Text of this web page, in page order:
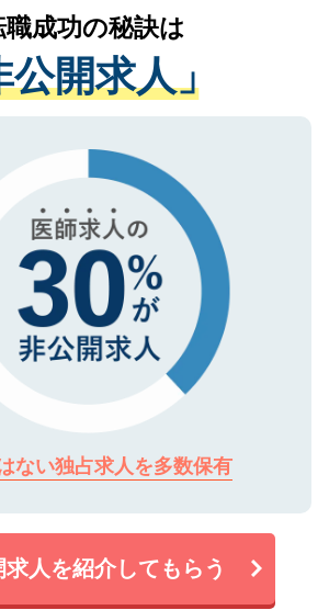
報の取り扱いについての厳密な
満たした事業者のみに付与され
バシーマークを取得済みです。
だいた個人情報は、SSL（デー
持に関してもご安心ください。
、現在の医療機関の状況や紹介
えながら、適切なアドバイスを
だきます。すぐにご転職をされ
、長期的なサポートが可能です
はご登録ください。
職成功の秘訣は
公開求人」
ない独占求人を多数保有
人を紹介してもらう